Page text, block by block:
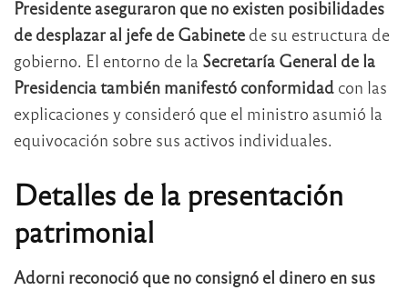
Presidente aseguraron que no existen posibilidades
de desplazar al jefe de Gabinete de su estructura de
gobierno. El entorno de la Secretaría General de la
Presidencia también manifestó conformidad con las
explicaciones y consideró que el ministro asumió la
equivocación sobre sus activos individuales.
Detalles de la presentación
patrimonial
Adorni reconoció que no consignó el dinero en sus